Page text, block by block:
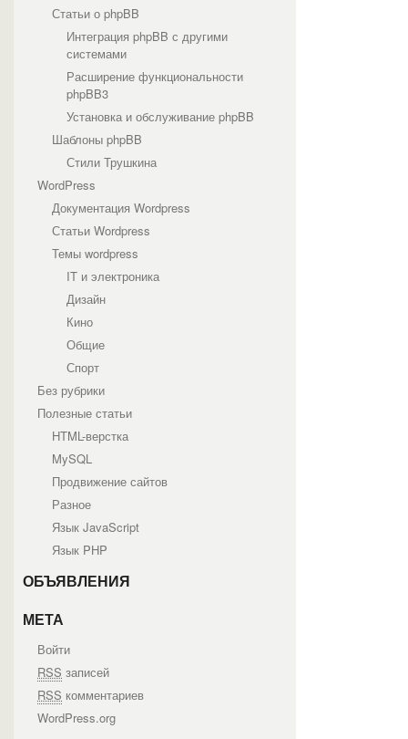
Статьи о phpBB
Интеграция phpBB с другими
системами
Расширение функциональности
phpBB3
Установка и обслуживание phpBB
Шаблоны phpBB
Стили Трушкина
WordPress
Документация Wordpress
Статьи Wordpress
Темы wordpress
IT и электроника
Дизайн
Кино
Общие
Спорт
Без рубрики
Полезные статьи
HTML-верстка
MySQL
Продвижение сайтов
Разное
Язык JavaScript
Язык PHP
ОБЪЯВЛЕНИЯ
МЕТА
Войти
RSS записей
RSS комментариев
WordPress.org